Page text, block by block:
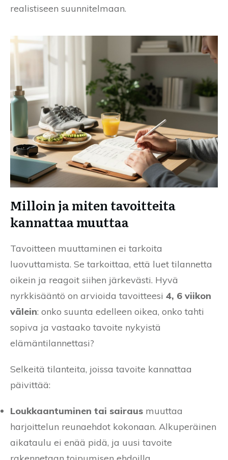
realistiseen suunnitelmaan.
Milloin ja miten tavoitteita
kannattaa muuttaa
Tavoitteen muuttaminen ei tarkoita
luovuttamista. Se tarkoittaa, että luet tilannetta
oikein ja reagoit siihen järkevästi. Hyvä
nyrkkisääntö on arvioida tavoitteesi 4, 6 viikon
välein: onko suunta edelleen oikea, onko tahti
sopiva ja vastaako tavoite nykyistä
elämäntilannettasi?
Selkeitä tilanteita, joissa tavoite kannattaa
päivittää:
Loukkaantuminen tai sairaus muuttaa
harjoittelun reunaehdot kokonaan. Alkuperäinen
aikataulu ei enää pidä, ja uusi tavoite